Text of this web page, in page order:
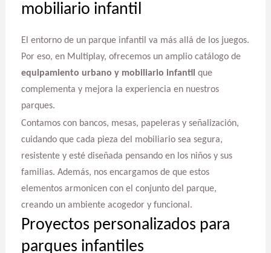
mobiliario infantil
El entorno de un parque infantil va más allá de los juegos.
Por eso, en Multiplay, ofrecemos un amplio catálogo de
equipamiento urbano y mobiliario infantil que
complementa y mejora la experiencia en nuestros
parques.
Contamos con bancos, mesas, papeleras y señalización,
cuidando que cada pieza del mobiliario sea segura,
resistente y esté diseñada pensando en los niños y sus
familias. Además, nos encargamos de que estos
elementos armonicen con el conjunto del parque,
creando un ambiente acogedor y funcional.
Proyectos personalizados para
parques infantiles